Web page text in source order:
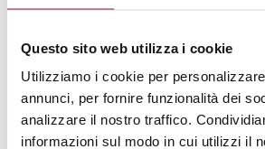
Questo sito web utilizza i cookie
Utilizziamo i cookie per
annunci, per fornire funzionalità dei
analizzare il nostro traffico.
informazioni sul modo in cui utilizzi il
Da € 1788 a € 3600
RICHIEDI INFO
Piano di